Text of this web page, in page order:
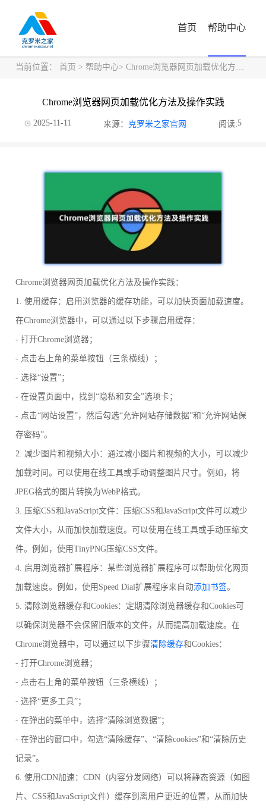
首页 帮助中心
当前位置： 首页 > 帮助中心> Chrome浏览器网页加载优化方法及操作实践
Chrome浏览器网页加载优化方法及操作实践
2025-11-11 来源： 克罗米之家官网 阅读:5
Chrome浏览器网页加载优化方法及操作实践：
1. 使用缓存：启用浏览器的缓存功能，可以加快页面加载速度。
在Chrome浏览器中，可以通过以下步骤启用缓存：
- 打开Chrome浏览器；
- 点击右上角的菜单按钮（三条横线）；
- 选择“设置”；
- 在设置页面中，找到“隐私和安全”选项卡；
- 点击“网站设置”，然后勾选“允许网站存储数据”和“允许网站保
存密码”。
2. 减少图片和视频大小：通过减小图片和视频的大小，可以减少
加载时间。可以使用在线工具或手动调整图片尺寸。例如，将
JPEG格式的图片转换为WebP格式。
3. 压缩CSS和JavaScript文件：压缩CSS和JavaScript文件可以减少
文件大小，从而加快加载速度。可以使用在线工具或手动压缩文
件。例如，使用TinyPNG压缩CSS文件。
4. 启用浏览器扩展程序：某些浏览器扩展程序可以帮助优化网页
加载速度。例如，使用Speed Dial扩展程序来自动添加书签。
5. 清除浏览器缓存和Cookies：定期清除浏览器缓存和Cookies可
以确保浏览器不会保留旧版本的文件，从而提高加载速度。在
Chrome浏览器中，可以通过以下步骤清除缓存和Cookies：
- 打开Chrome浏览器；
- 点击右上角的菜单按钮（三条横线）；
- 选择“更多工具”；
- 在弹出的菜单中，选择“清除浏览数据”；
- 在弹出的窗口中，勾选“清除缓存”、“清除cookies”和“清除历史
记录”。
6. 使用CDN加速：CDN（内容分发网络）可以将静态资源（如图
片、CSS和JavaScript文件）缓存到离用户更近的位置，从而加快